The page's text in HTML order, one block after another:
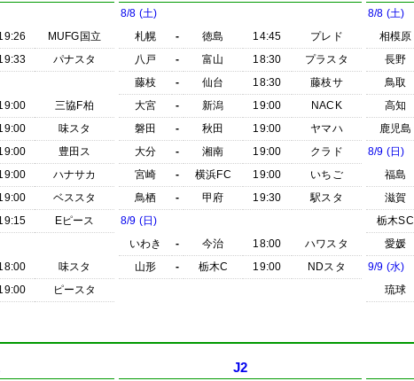
MUFG国立
パナスタ
三協F柏
味スタ
豊田ス
ハナサカ
ベススタ
Eピース
味スタ
ピースタ
8/8 (土)
札幌
- 徳島 14:45
プレド
八戸
- 富山 18:30
プラスタ
藤枝
- 仙台 18:30
藤枝サ
大宮
- 新潟 19:00
NACK
磐田
- 秋田 19:00
ヤマハ
大分
- 湘南 19:00
クラド
宮崎
- 横浜FC 19:00
いちご
鳥栖
- 甲府 19:30
駅スタ
8/9 (日)
いわき
- 今治 18:00
ハワスタ
山形
- 栃木C 19:00 NDスタ
8/8 (土)
相模原
長野
鳥取
高知
鹿児島
8/9 (日)
福島
滋賀
栃木SC
愛媛
9/9 (水)
琉球
J2